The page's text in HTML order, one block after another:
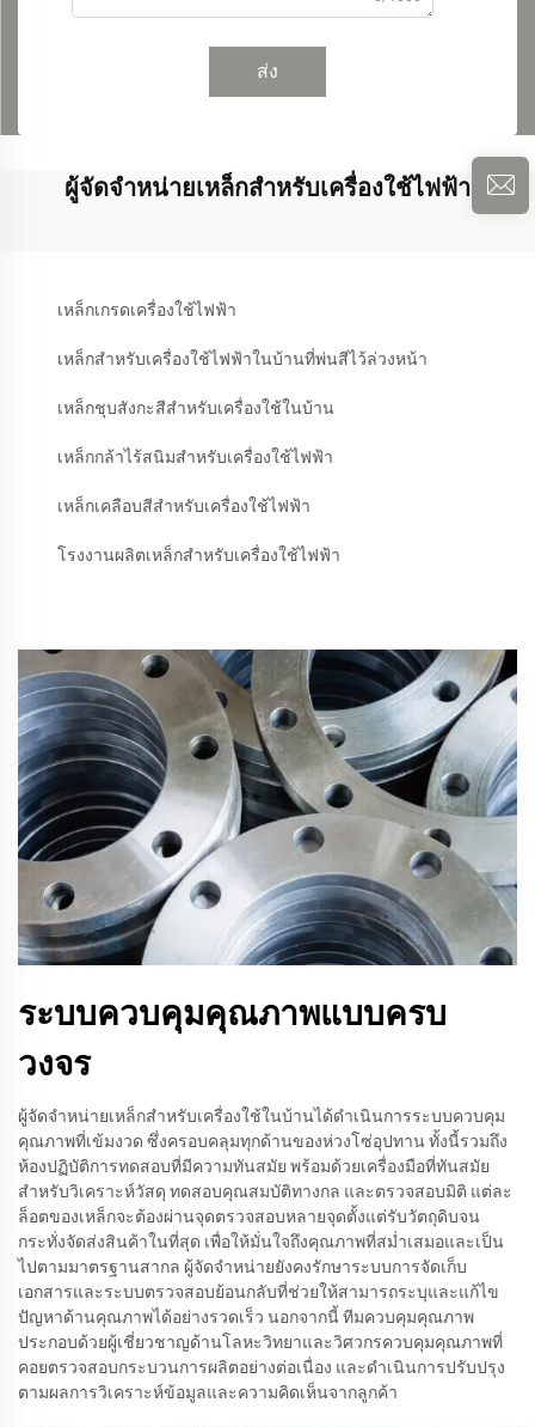
ส่ง
ผู้จัดจำหน่ายเหล็กสำหรับเครื่องใช้ไฟฟ้า
เหล็กเกรดเครื่องใช้ไฟฟ้า
เหล็กสำหรับเครื่องใช้ไฟฟ้าในบ้านที่พ่นสีไว้ล่วงหน้า
เหล็กชุบสังกะสีสำหรับเครื่องใช้ในบ้าน
เหล็กกล้าไร้สนิมสำหรับเครื่องใช้ไฟฟ้า
เหล็กเคลือบสีสำหรับเครื่องใช้ไฟฟ้า
โรงงานผลิตเหล็กสำหรับเครื่องใช้ไฟฟ้า
ระบบควบคุมคุณภาพแบบครบ
วงจร
ผู้จัดจำหน่ายเหล็กสำหรับเครื่องใช้ในบ้านได้ดำเนินการระบบควบคุม
คุณภาพที่เข้มงวด ซึ่งครอบคลุมทุกด้านของห่วงโซ่อุปทาน ทั้งนี้รวมถึง
ห้องปฏิบัติการทดสอบที่มีความทันสมัย พร้อมด้วยเครื่องมือที่ทันสมัย
สำหรับวิเคราะห์วัสดุ ทดสอบคุณสมบัติทางกล และตรวจสอบมิติ แต่ละ
ล็อตของเหล็กจะต้องผ่านจุดตรวจสอบหลายจุดตั้งแต่รับวัตถุดิบจน
กระทั่งจัดส่งสินค้าในที่สุด เพื่อให้มั่นใจถึงคุณภาพที่สม่ำเสมอและเป็น
ไปตามมาตรฐานสากล ผู้จัดจำหน่ายยังคงรักษาระบบการจัดเก็บ
เอกสารและระบบตรวจสอบย้อนกลับที่ช่วยให้สามารถระบุและแก้ไข
ปัญหาด้านคุณภาพได้อย่างรวดเร็ว นอกจากนี้ ทีมควบคุมคุณภาพ
ประกอบด้วยผู้เชี่ยวชาญด้านโลหะวิทยาและวิศวกรควบคุมคุณภาพที่
คอยตรวจสอบกระบวนการผลิตอย่างต่อเนื่อง และดำเนินการปรับปรุง
ตามผลการวิเคราะห์ข้อมูลและความคิดเห็นจากลูกค้า